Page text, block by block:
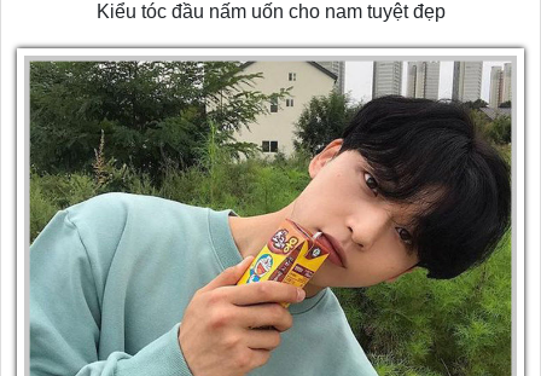
Kiểu tóc đầu nấm uốn cho nam tuyệt đẹp